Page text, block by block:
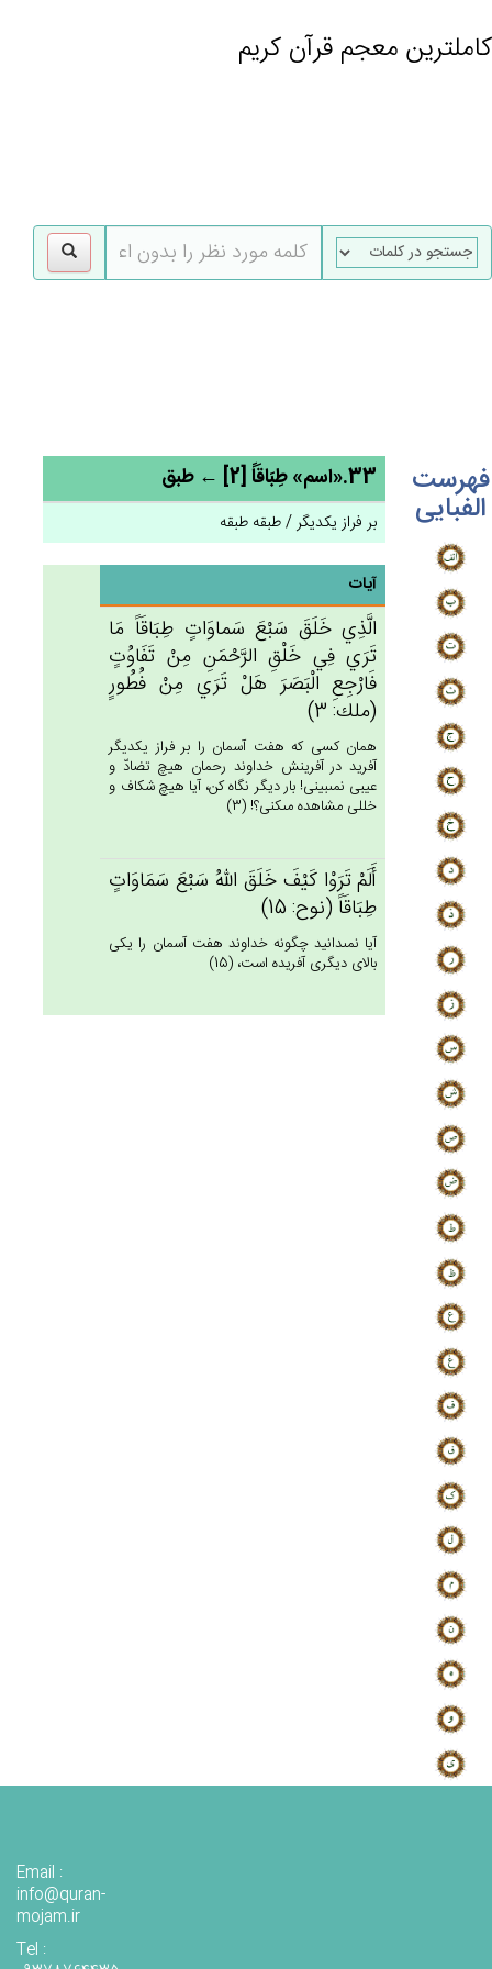
کاملترین معجم قرآن کریم
فهرست
الفبایی
33.«اسم» طِبَاقَاً [2] ← طبق
بر فراز یکدیگر / طبقه طبقه
آیات
الَّذِي‌ خَلَق‌َ سَبْع‌َ سَماوَات‌ٍ طِبَاقَاً مَا
تَرَي‌ فِي‌ خَلْق‌ِ الرَّحْمَن‌ِ مِنْ‌ تَفَاوُت‌ٍ
فَارْجِع‌ِ الْبَصَرَ هَل‌ْ تَرَي‌ مِنْ‌ فُطُورٍ
(ملك: 3)
همان كسى كه هفت آسمان را بر فراز يكديگر
آفريد در آفرينش خداوند رحمان هيچ تضادّ و
عيبى نمى‏بينى! بار ديگر نگاه كن، آيا هيچ شكاف و
خللى مشاهده مى‏كنى؟! (3)
أَلَم‌ْ تَرَوْا كَيْف‌َ خَلَق‌َ الله‌ُ سَبْع‌َ سَمَاوَات‌ٍ
طِبَاقَاً (نوح: 15)
آيا نمى‏دانيد چگونه خداوند هفت آسمان را يكى
بالاى ديگرى آفريده است، (15)
Email :
info@quran-
mojam.ir
Tel :